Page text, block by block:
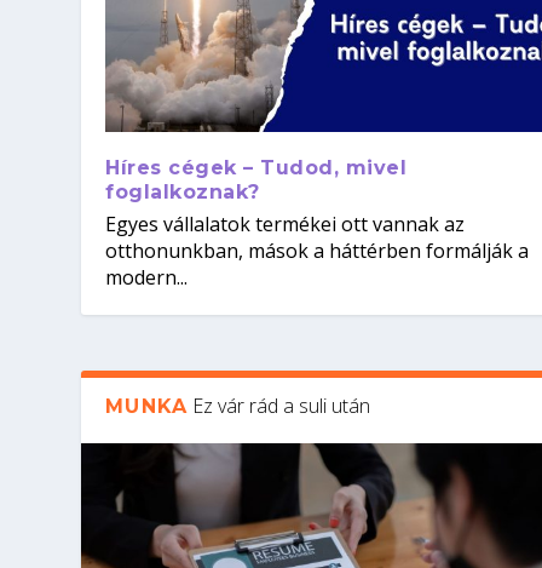
Híres cégek – Tudod, mivel
foglalkoznak?
Egyes vállalatok termékei ott vannak az
otthonunkban, mások a háttérben formálják a
modern...
MUNKA Ez vár rád a suli után